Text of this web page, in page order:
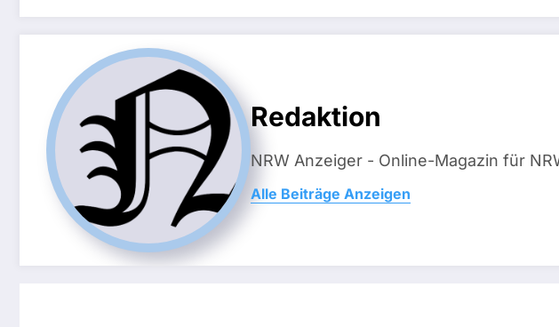
Redaktion
NRW Anzeiger - Online-Magazin für
Alle Beiträge Anzeigen